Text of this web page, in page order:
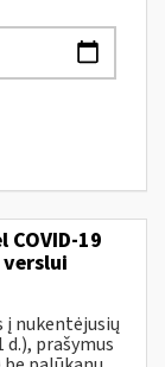
19
nukentėjusių
d.), prašymus